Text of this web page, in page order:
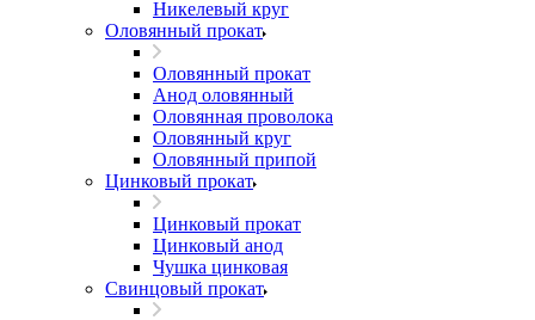
Никелевый круг
Оловянный прокат
Оловянный прокат
Анод оловянный
Оловянная проволока
Оловянный круг
Оловянный припой
Цинковый прокат
Цинковый прокат
Цинковый анод
Чушка цинковая
Свинцовый прокат